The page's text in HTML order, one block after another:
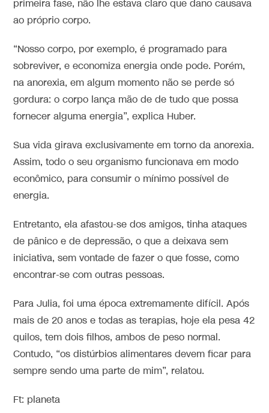
primeira fase, não lhe estava claro que dano causava
ao próprio corpo.
“Nosso corpo, por exemplo, é programado para
sobreviver, e economiza energia onde pode. Porém,
na anorexia, em algum momento não se perde só
gordura: o corpo lança mão de de tudo que possa
fornecer alguma energia”, explica Huber.
Sua vida girava exclusivamente em torno da anorexia.
Assim, todo o seu organismo funcionava em modo
econômico, para consumir o mínimo possível de
energia.
Entretanto, ela afastou-se dos amigos, tinha ataques
de pânico e de depressão, o que a deixava sem
iniciativa, sem vontade de fazer o que fosse, como
encontrar-se com outras pessoas.
Para Julia, foi uma época extremamente difícil. Após
mais de 20 anos e todas as terapias, hoje ela pesa 42
quilos, tem dois filhos, ambos de peso normal.
Contudo, “os distúrbios alimentares devem ficar para
sempre sendo uma parte de mim”, relatou.
Ft: planeta